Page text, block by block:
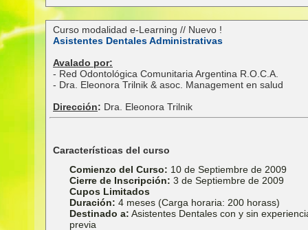
Curso modalidad e-Learning // Nuevo !
Asistentes Dentales Administrativas
Avalado por:
- Red Odontológica Comunitaria Argentina R.O.C.A.
- Dra. Eleonora Trilnik & asoc. Management en salud
Dirección: Dra. Eleonora Trilnik
Características del curso
Comienzo del Curso: 10 de Septiembre de 2009
Cierre de Inscripción: 3 de Septiembre de 2009
Cupos Limitados
Duración: 4 meses (Carga horaria: 200 horass)
Destinado a: Asistentes Dentales con y sin
previa